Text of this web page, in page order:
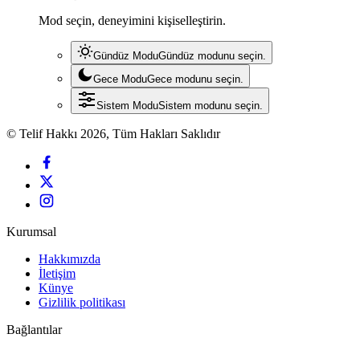
Mod seçin, deneyimini kişiselleştirin.
Gündüz ModuGündüz modunu seçin.
Gece ModuGece modunu seçin.
Sistem ModuSistem modunu seçin.
© Telif Hakkı 2026, Tüm Hakları Saklıdır
Kurumsal
Hakkımızda
İletişim
Künye
Gizlilik politikası
Bağlantılar